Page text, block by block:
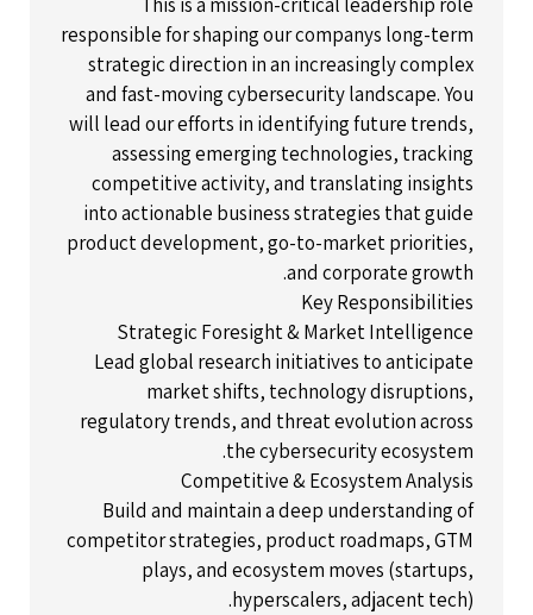
responsible for shaping our companys long-term
strategic direction in an increasingly complex
and fast-moving cybersecurity landscape. You
will lead our efforts in identifying future trends,
assessing emerging technologies, tracking
competitive activity, and translating insights
into actionable business strategies that guide
product development, go-to-market priorities,
and corporate growth.
Key Responsibilities
Strategic Foresight & Market Intelligence
Lead global research initiatives to anticipate
market shifts, technology disruptions,
regulatory trends, and threat evolution across
the cybersecurity ecosystem.
Competitive & Ecosystem Analysis
Build and maintain a deep understanding of
competitor strategies, product roadmaps, GTM
plays, and ecosystem moves (startups,
hyperscalers, adjacent tech).